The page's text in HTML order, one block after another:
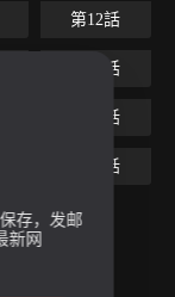
第12話
第16話
第20話
第24話
存，发邮
新网